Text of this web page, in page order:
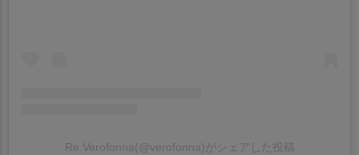
Re.Verofonna(@verofonna)がシェアした投稿